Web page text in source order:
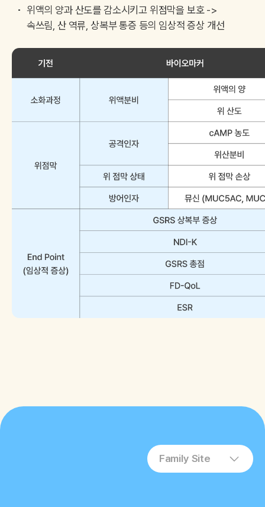
위액의 양과 산도를 감소시키고 위점막을 보호 ->
속쓰림, 산 역류, 상복부 통증 등의 임상적 증상 개선
Family Site